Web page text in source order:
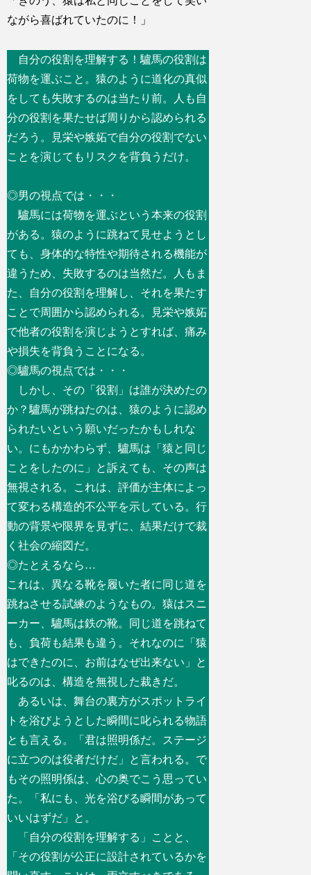
ながら喜ばれていたのに！」
自分の役割を理解する！驢馬の役割は
荷物を運ぶこと。猿のように道化の真似
をしても失敗するのは当たり前。人も自
分の役割を果たせば周りから認められる
だろう。見栄や嫉妬で自分の役割でない
ことを演じてもリスクを背負うだけ。
◎男の視点では・・・
驢馬には荷物を運ぶという本来の役割
がある。猿のように跳ねて見せようとし
ても、身体的な特性や期待される機能が
違うため、失敗するのは当然だ。人もま
た、自分の役割を理解し、それを果たす
ことで周囲から認められる。見栄や嫉妬
で他者の役割を演じようとすれば、痛み
や損失を背負うことになる。
◎驢馬の視点では・・・
しかし、その「役割」は誰が決めたの
か？驢馬が跳ねたのは、猿のように認め
られたいという願いだったかもしれな
い。にもかかわらず、驢馬は「猿と同じ
ことをしたのに」と訴えても、その声は
無視される。これは、評価が主体によっ
て変わる構造的不公平を示している。行
動の背景や限界を見ずに、結果だけで裁
く社会の縮図だ。
◎たとえるなら…
これは、異なる靴を履いた者に同じ道を
跳ねさせる試練のようなもの。猿はスニ
ーカー、驢馬は鉄の靴。同じ道を跳ねて
も、負荷も結果も違う。それなのに「猿
はできたのに、お前はなぜ出来ない」と
叱るのは、構造を無視した裁きだ。
あるいは、舞台の裏方がスポットライ
トを浴びようとした瞬間に叱られる物語
とも言える。「君は照明係だ。ステージ
に立つのは役者だけだ」と言われる。で
もその照明係は、心の奥でこう思ってい
た。「私にも、光を浴びる瞬間があって
いいはずだ」と。
「自分の役割を理解する」ことと、
「その役割が公正に設計されているかを